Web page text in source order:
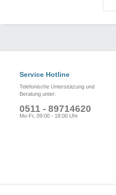
Service Hotline
Telefonische Unterstützung und
Beratung unter:
0511 - 89714620
Mo-Fr, 09:00 - 18:00 Uhr